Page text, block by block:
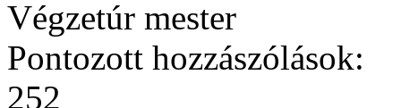
Végzetúr mester
Pontozott hozzászólások:
252